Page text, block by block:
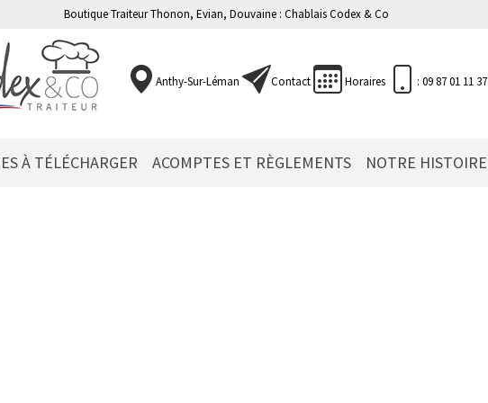
Boutique Traiteur Thonon, Evian, Douvaine : Chablais Codex & Co
Anthy-Sur-Léman Contact Horaires : 09 87 01 11 37
À TÉLÉCHARGER ACOMPTES ET RÈGLEMENTS NOTRE HISTOIRE